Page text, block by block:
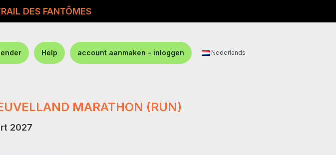
DES FANTÔMES
Help account aanmaken - inloggen Nederlands
MARATHON (RUN)
2027